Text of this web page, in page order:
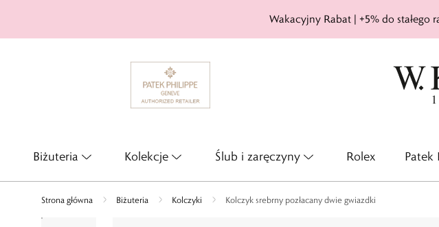
Wakacyjny Rabat | +5% do stałego
Biżuteria Kolekcje Ślub i zaręczyny Rolex Patek
Strona główna Biżuteria Kolczyki Kolczyk srebrny pozłacany dwie gwiazdki